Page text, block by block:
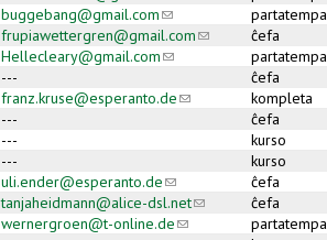
buggebang@gmail.com(link sends e-mail)partatempa
frupiawettergren@gmail.com(link sends e-mail)
ĉefa
Hellecleary@gmail.com(link sends e-mail)partatempa
---
ĉefa
franz.kruse@esperanto.de(link sends e-mail)
kompleta
---
ĉefa
---
kurso
---
kurso
uli.ender@esperanto.de(link sends e-mail)
ĉefa
tanjaheidmann@alice-dsl.net(link sends e-mail)
ĉefa
wernergroen@t-online.de(link sends e-mail)
partatempa